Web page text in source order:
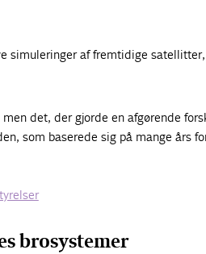
simuleringer af fremtidige
det, der gjorde en afgørende
som baserede sig på mange års
brosystemer